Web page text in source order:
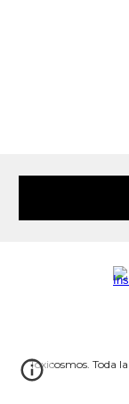
Toxicosmos. Toda